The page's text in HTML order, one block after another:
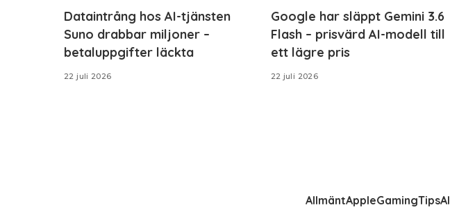
Dataintrång hos AI-tjänsten
Suno drabbar miljoner –
betaluppgifter läckta
22 juli 2026
Google har släppt Gemini 3.6
Flash – prisvärd AI-modell till
ett lägre pris
22 juli 2026
AllmäntAppleGamingTipsAI